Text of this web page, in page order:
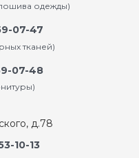
одежды)
07-47
тканей)
07-48
д.78
10-13